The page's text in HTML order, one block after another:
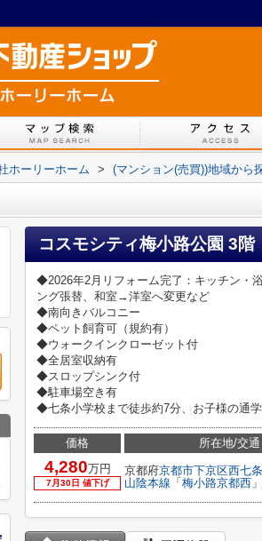
ホーリーホーム > (マンション(売買))地域から
コスモシティ梅小路公園 3階
◆2026年2月リフォーム完了：キッチン・
ング張替、和室→洋室へ変更など
◆南向きバルコニー
◆ペット飼育可（規約有）
◆ウォークインクローゼット付
◆全居室収納有
◆スロップシンク付
◆駐車場空き有
◆七条小学校まで徒歩約7分、お子様の通
価格
4,280万円
7月30日 値下げ
所在地/交通
京都府京都市下京区西七
山陰本線 「 梅小路京都西